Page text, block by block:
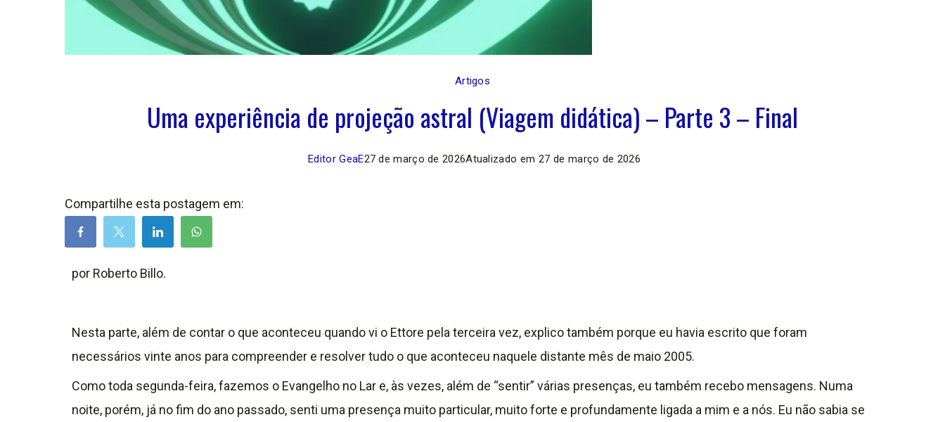
Artigos
Uma experiência de projeção astral (Viagem didática) – Parte 3 – Final
Editor GeaE27 de março de 2026Atualizado em 27 de março de 2026
Compartilhe esta postagem em:
por Roberto Billo.
Nesta parte, além de contar o que aconteceu quando vi o Ettore pela terceira vez, explico também porque eu havia escrito que foram
necessários vinte anos para compreender e resolver tudo o que aconteceu naquele distante mês de maio 2005.
Como toda segunda-feira, fazemos o Evangelho no Lar e, às vezes, além de “sentir” várias presenças, eu também recebo mensagens. Numa
noite, porém, já no fim do ano passado, senti uma presença muito particular, muito forte e profundamente ligada a mim e a nós. Eu não sabia se